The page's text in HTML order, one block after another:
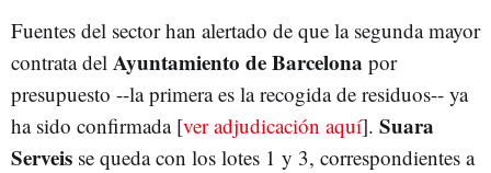
Fuentes del sector han alertado de que la segunda mayor
contrata del Ayuntamiento de Barcelona por
presupuesto --la primera es la recogida de residuos-- ya
ha sido confirmada [ver adjudicación aquí]. Suara
Serveis se queda con los lotes 1 y 3, correspondientes a